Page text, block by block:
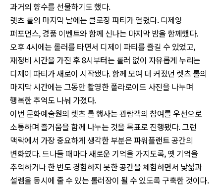
과거의 향수를 선물하기도 했다.
렛츠 롤의 마지막 날에는 클로징 파티가 열렸다. 디제잉
퍼포먼스, 경품 이벤트와 함께 신나는 마지막 밤을 함께했다.
오후 4시에는 롤러를 타면서 디제이 파티를 즐길 수 있었고,
재정비 시간을 가진 후 8시부터는 롤러 없이 자유롭게 누리는
디제이 파티가 새로이 시작됐다. 함께 모여 더 커졌던 렛츠 롤의
마지막 시간에는 그동안 촬영한 폴라로이드 사진을 나누며
행복한 추억도 나눠 가졌다.
이번 문화예술원의 렛츠 롤 행사는 관람객의 참여를 우선으로
소통하며 즐거움을 함께 나누는 것을 목표로 진행됐다. 그런
맥락에서 가장 중요하게 생각한 부분은 파워플랜트 공간의
변화였다. 드나들 때마다 새로운 기억을 가지도록, 옛 기억을
추억하거나 한 번도 경험하지 못한 공간을 체험하면서 낯섦과
설렘을 동시에 줄 수 있는 롤러장이 될 수 있도록 구축한 것이다.